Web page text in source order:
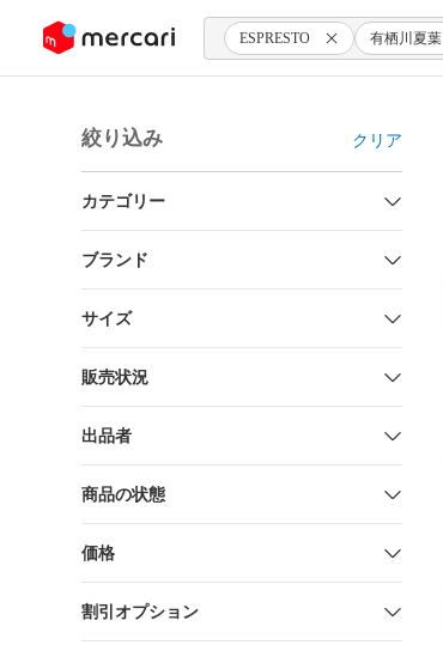
ツにスキップ ESPRESTO 有栖川夏葉
絞り込み クリア
カテゴリー
ブランド
サイズ
販売状況
出品者
商品の状態
価格
割引オプション